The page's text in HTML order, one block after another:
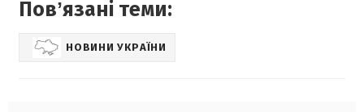
Повʼязані теми:
НОВИНИ УКРАЇНИ